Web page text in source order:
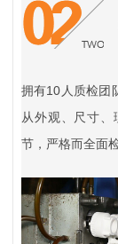
拥有10人质检团
从外观、尺寸
节，严格而全面检